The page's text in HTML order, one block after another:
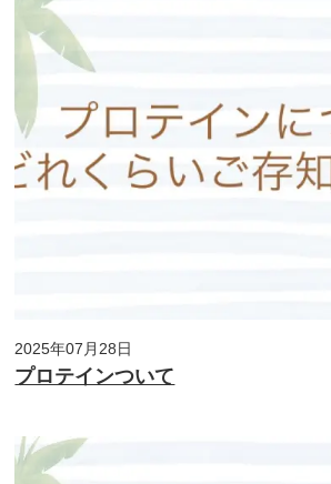
2025年07月28日
プロテインついて